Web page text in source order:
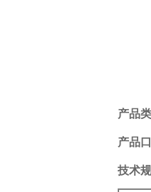
产品
产品
技术